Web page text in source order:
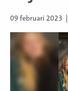
09 februari 2023